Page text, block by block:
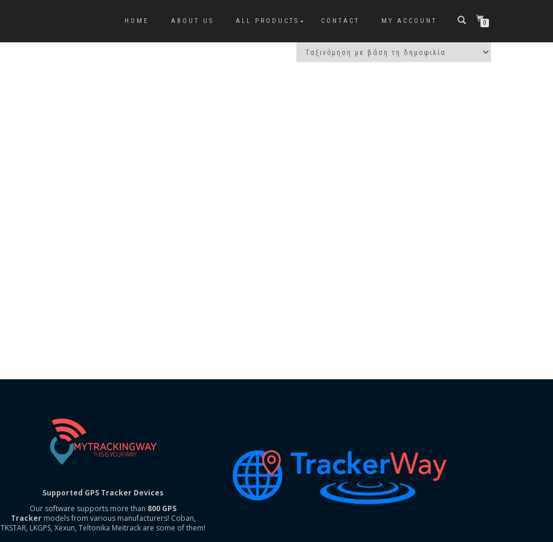
HOME ABOUT US ALL PRODUCTS CONTACT MY ACCOUNT 0
Supported GPS Tracker Devices
Our software supports more than 800 GPS
Trackermodels from various manufacturers! Coban,
TKSTAR, LKGPS, Xexun, Teltonika Meitrack are some of them!